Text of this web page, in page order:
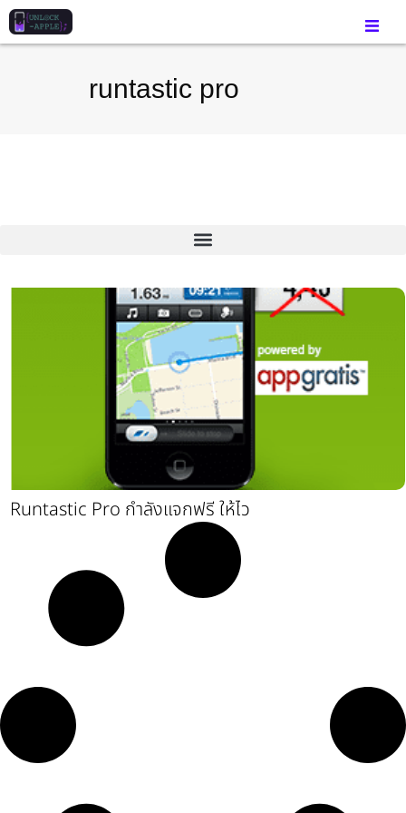
runtastic pro
Runtastic Pro กำลังแจกฟรี ให้ไว